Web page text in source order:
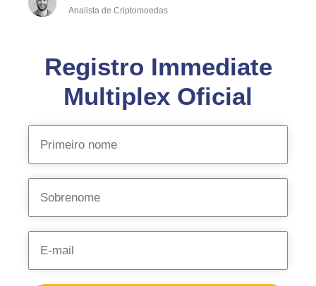
Analista de Criptomoedas
Registro Immediate
Multiplex Oficial